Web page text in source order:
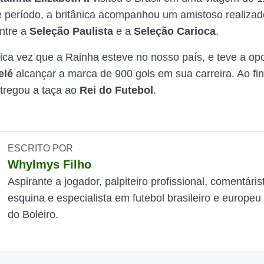
período, a britânica acompanhou um amistoso
a Seleção Paulista e a Seleção Carioca.
vez que a Rainha esteve no nosso país, e teve a
alcançar a marca de 900 gols em sua carreira. Ao
a taça ao Rei do Futebol.
ESCRITO POR
Whylmys Filho
Aspirante a jogador, palpiteiro profissional,
esquina e especialista em futebol brasileiro e
do Boleiro.